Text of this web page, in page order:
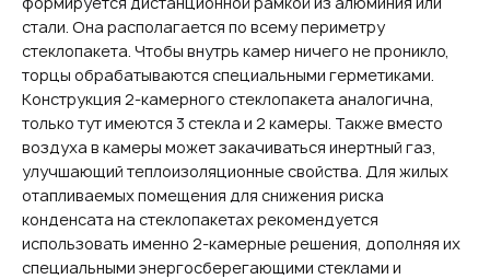
стали. Она располагается по всему периметру
стеклопакета. Чтобы внутрь камер ничего не проникло,
торцы обрабатываются специальными герметиками.
Конструкция 2-камерного стеклопакета аналогична,
только тут имеются 3 стекла и 2 камеры. Также вместо
воздуха в камеры может закачиваться инертный газ,
улучшающий теплоизоляционные свойства. Для жилых
отапливаемых помещения для снижения риска
конденсата на стеклопакетах рекомендуется
использовать именно 2-камерные решения, дополняя их
специальными энергосберегающими стеклами и